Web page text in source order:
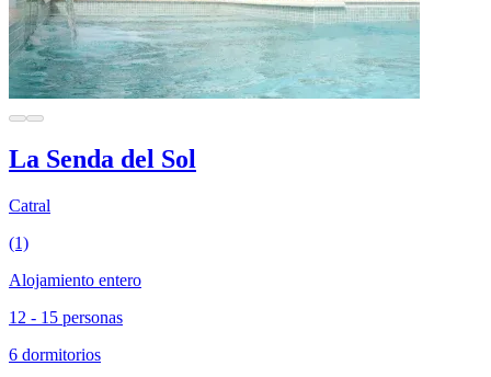
La Senda del Sol
Catral
(1)
Alojamiento entero
12 - 15 personas
6 dormitorios